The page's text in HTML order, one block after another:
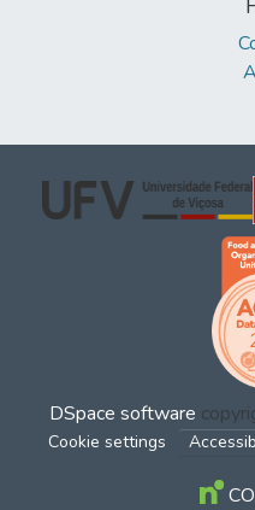
DSpace software
Cookie settings